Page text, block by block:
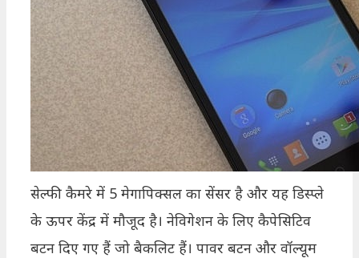
सेल्फी कैमरे में 5 मेगापिक्सल का सेंसर है और यह डिस्प्ले
के ऊपर केंद्र में मौजूद है। नेविगेशन के लिए कैपेसिटिव
बटन दिए गए हैं जो बैकलिट हैं। पावर बटन और वॉल्यूम